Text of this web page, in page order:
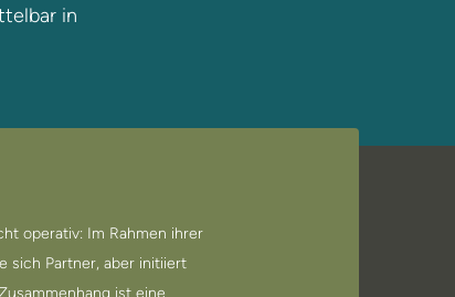
in
operativ: Im Rahmen ihrer
sich Partner, aber initiiert